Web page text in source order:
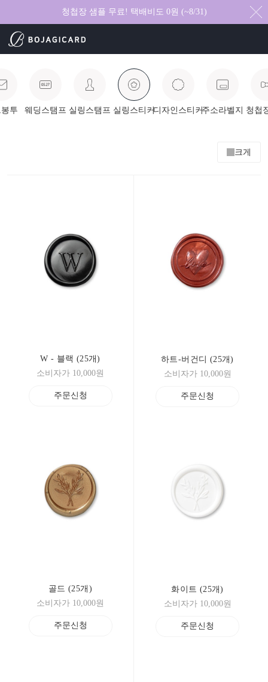
청첩장 샘플 무료! 택배비도 0원 (~8/31)
투 웨딩스탬프 실링스탬프 실링스티커디자인스티커주소라벨지 청첩
크게
W - 블랙 (25개)
소비자가 10,000원
주문신청
하트-버건디 (25개)
소비자가 10,000원
주문신청
골드 (25개)
소비자가 10,000원
주문신청
화이트 (25개)
소비자가 10,000원
주문신청